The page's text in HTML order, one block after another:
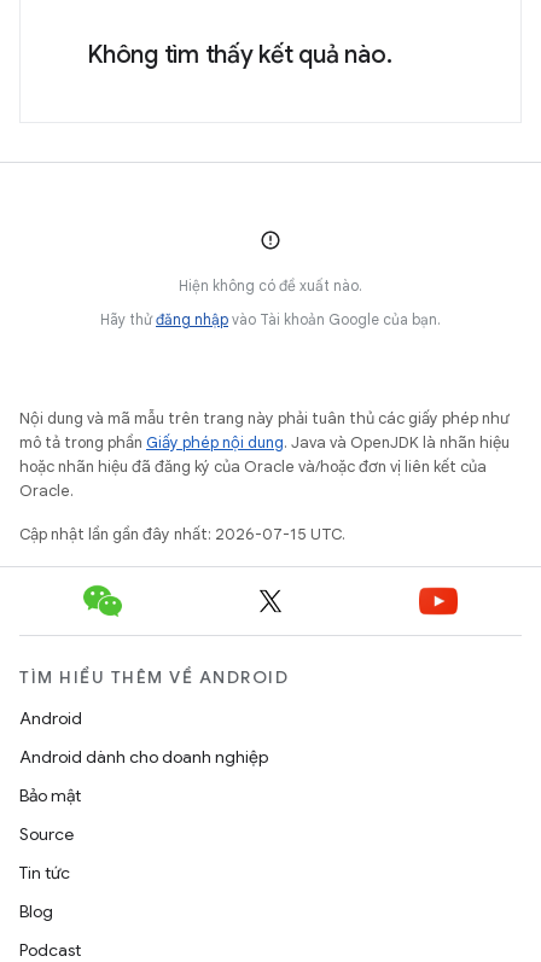
Không tìm thấy kết quả nào.
Hiện không có đề xuất nào.
Hãy thửđăng nhập vào Tài khoản Google của bạn.
Nội dung và mã mẫu trên trang này phải tuân thủ các giấy phép như
mô tả trong phần Giấy phép nội dung. Java và OpenJDK là nhãn hiệu
hoặc nhãn hiệu đã đăng ký của Oracle và/hoặc đơn vị liên kết của
Oracle.
Cập nhật lần gần đây nhất: 2026-07-15 UTC.
TÌM HIỂU THÊM VỀ ANDROID
Android
Android dành cho doanh nghiệp
Bảo mật
Source
Tin tức
Blog
Podcast